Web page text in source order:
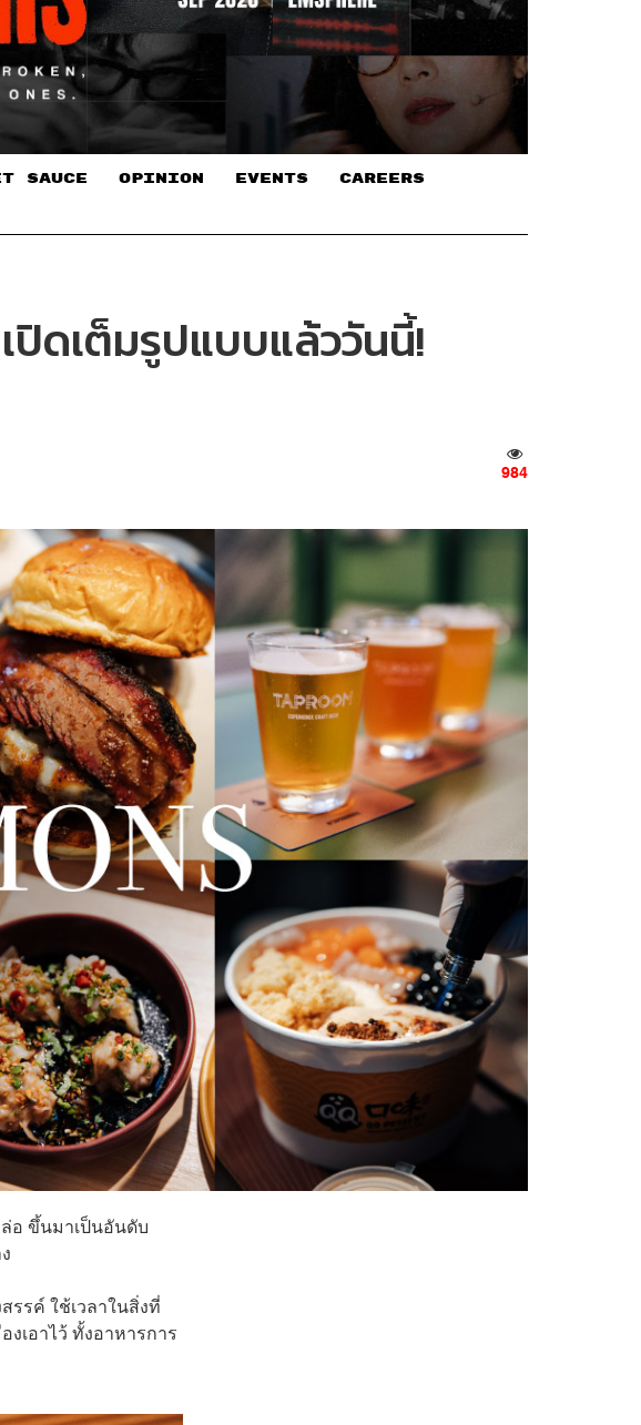
SAUCE​ OPINION EVENTS CAREERS
ปิดเต็มรูปแบบแล้ววันนี้!
984
อ ขึ้นมาเป็นอันดับ
รรค์ ใช้เวลาในสิ่งที่
เอาไว้ ทั้งอาหารการ